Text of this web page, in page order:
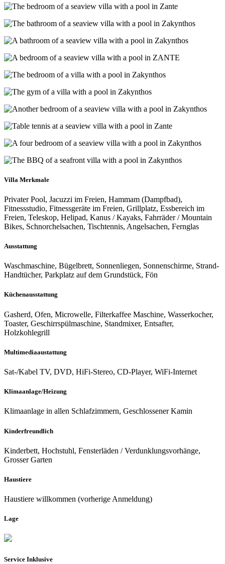
Villa Merkmale
Privater Pool, Jacuzzi im Freien, Hammam (Dampfbad),
Fitnessstudio, Fitnessgeräte im Freien, Grillplatz, Essbereich im
Freien, Teleskop, Helipad, Kanus / Kayaks, Fahrräder / Mountain
Bikes, Schnorchelsachen, Tischtennis, Angelsachen, Fernglas
Ausstattung
Waschmaschine, Bügelbrett, Sonnenliegen, Sonnenschirme, Strand-
Handtücher, Parkplatz auf dem Grundstück, Fön
Küchenausstattung
Gasherd, Ofen, Microwelle, Filterkaffee Maschine, Wasserkocher,
Toaster, Geschirrspülmaschine, Standmixer, Entsafter,
Holzkohlegrill
Multimediaaustattung
Sat-/Kabel TV, DVD, HiFi-Stereo, CD-Player, WiFi-Internet
Klimaanlage/Heizung
Klimaanlage in allen Schlafzimmern, Geschlossener Kamin
Kinderfreundlich
Kinderbett, Hochstuhl, Fensterläden / Verdunklungsvorhänge,
Grosser Garten
Haustiere
Haustiere willkommen (vorherige Anmeldung)
Lage
Service Inklusive